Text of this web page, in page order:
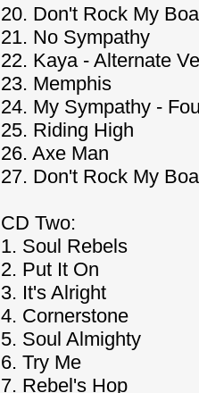
20. Don't Rock My
21. No Sympathy
22. Kaya - Alternate
23. Memphis
24. My Sympathy -
25. Riding High
26. Axe Man
27. Don't Rock My
CD Two:
1. Soul Rebels
2. Put It On
3. It's Alright
4. Cornerstone
5. Soul Almighty
6. Try Me
7. Rebel's Hop